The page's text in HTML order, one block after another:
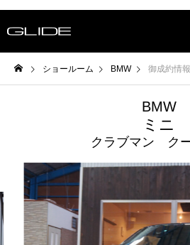
ショールーム BMW 御成約情報
BMW
ミニ
クラブマン ク